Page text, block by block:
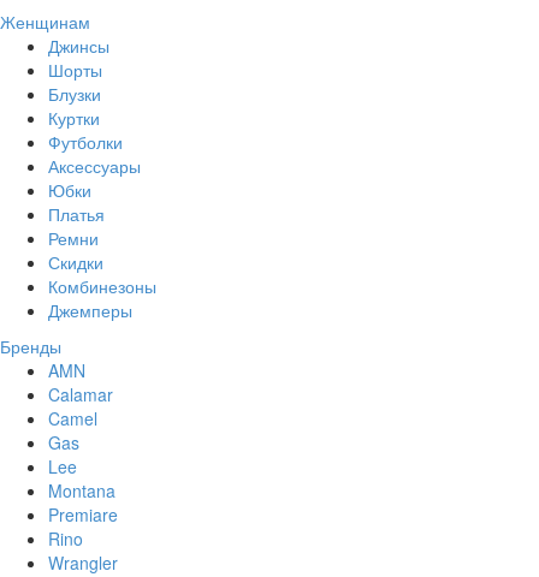
Женщинам
Джинсы
Шорты
Блузки
Куртки
Футболки
Аксессуары
Юбки
Платья
Ремни
Скидки
Комбинезоны
Джемперы
Бренды
AMN
Calamar
Camel
Gas
Lee
Montana
Premiare
Rino
Wrangler